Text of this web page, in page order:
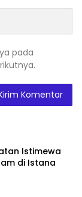
pada
Istimewa
di Istana